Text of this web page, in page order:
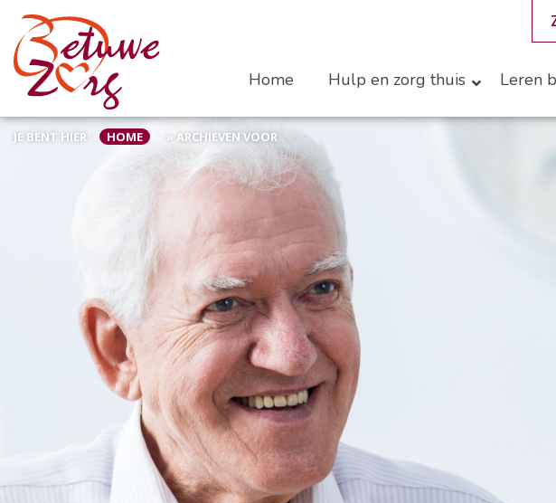
Home Hulp en zorg thuis Leren
JE BENT HIER: HOME » ARCHIEVEN VOOR